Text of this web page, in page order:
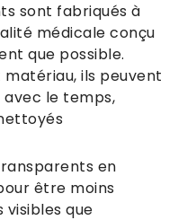
sont fabriqués à
médicale conçu
que possible.
ils peuvent
le temps,
en
être moins
visibles que